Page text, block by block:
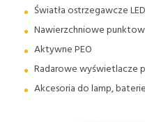
Światła ostrzegawcze
Nawierzchniowe
Aktywne PEO
Radarowe wyświetlacze
Akcesoria do lamp, baterie